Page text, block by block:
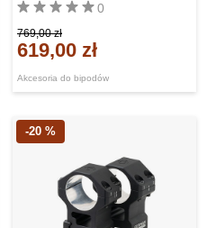
Akcesoria do bipodów
0
769,00 zł
619,00 zł
-20 %